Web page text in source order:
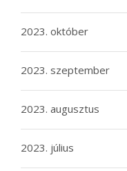
2023. október
2023. szeptember
2023. augusztus
2023. július